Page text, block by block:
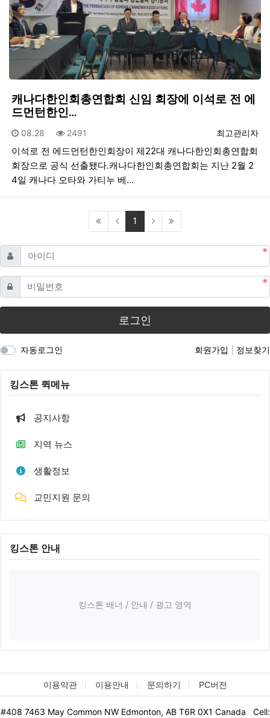
캐나다한인회총연합회 신임 회장에 이석로 전 에
드먼턴한인…
등록자
최고관리자
등록일
08.28 조회
2491
이석로 전 에드먼턴한인회장이 제22대 캐나다한인회총연합회
회장으로 공식 선출됐다.캐나다한인회총연합회는 지난 2월 2
4일 캐나다 오타와 가티누 베…
1 (current)
아이디 필수
비밀번호필수
로그인
자동로그인 회원가입 정보찾기
킹스톤 퀵메뉴
공지사항
지역 뉴스
생활정보
교민지원 문의
킹스톤 안내
킹스톤 배너 / 안내 / 광고 영역
이용약관 이용안내 문의하기 PC버전
#408 7463 May Common NW Edmonton, AB T6R 0X1 Canada Cell: